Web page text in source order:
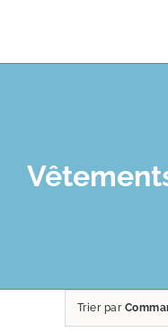
contenu
Trier par